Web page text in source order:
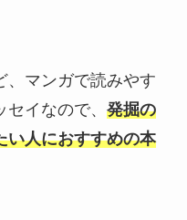
、マンガで読みやす
イなので、 発掘の
い人におすすめの本